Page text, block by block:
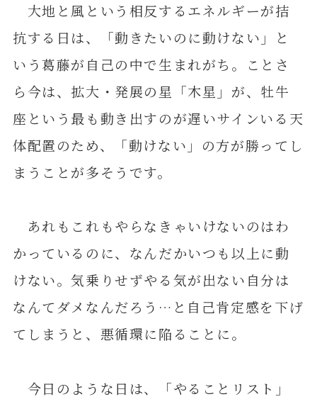
大地と風という相反するエネルギーが拮
抗する日は、「動きたいのに動けない」と
いう葛藤が自己の中で生まれがち。ことさ
ら今は、拡大・発展の星「木星」が、牡牛
座という最も動き出すのが遅いサインいる天
体配置のため、「動けない」の方が勝ってし
まうことが多そうです。
あれもこれもやらなきゃいけないのはわ
かっているのに、なんだかいつも以上に動
けない。気乗りせずやる気が出ない自分は
なんてダメなんだろう…と自己肯定感を下げ
てしまうと、悪循環に陥ることに。
今日のような日は、「やることリスト」